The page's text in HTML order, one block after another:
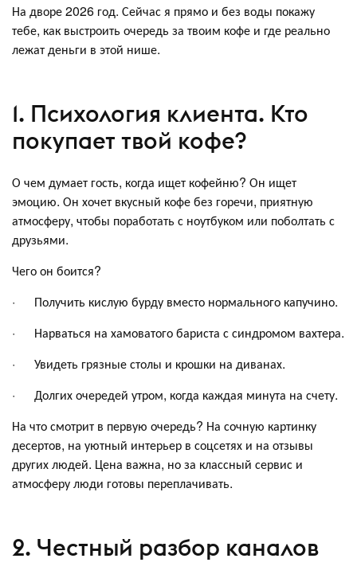
На дворе 2026 год. Сейчас я прямо и без воды покажу
тебе, как выстроить очередь за твоим кофе и где реально
лежат деньги в этой нише.
1. Психология клиента. Кто
покупает твой кофе?
О чем думает гость, когда ищет кофейню? Он ищет
эмоцию. Он хочет вкусный кофе без горечи, приятную
атмосферу, чтобы поработать с ноутбуком или поболтать с
друзьями.
Чего он боится?
· Получить кислую бурду вместо нормального капучино.
· Нарваться на хамоватого бариста с синдромом вахтера.
· Увидеть грязные столы и крошки на диванах.
· Долгих очередей утром, когда каждая минута на счету.
На что смотрит в первую очередь? На сочную картинку
десертов, на уютный интерьер в соцсетях и на отзывы
других людей. Цена важна, но за классный сервис и
атмосферу люди готовы переплачивать.
2. Честный разбор каналов